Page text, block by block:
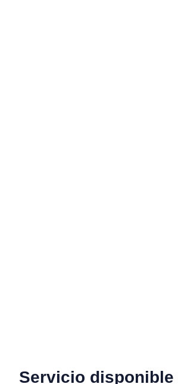
Servicio disponible